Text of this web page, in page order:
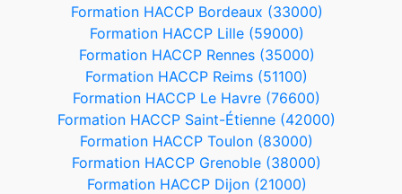
Formation HACCP Bordeaux (33000)
Formation HACCP Lille (59000)
Formation HACCP Rennes (35000)
Formation HACCP Reims (51100)
Formation HACCP Le Havre (76600)
Formation HACCP Saint-Étienne (42000)
Formation HACCP Toulon (83000)
Formation HACCP Grenoble (38000)
Formation HACCP Dijon (21000)